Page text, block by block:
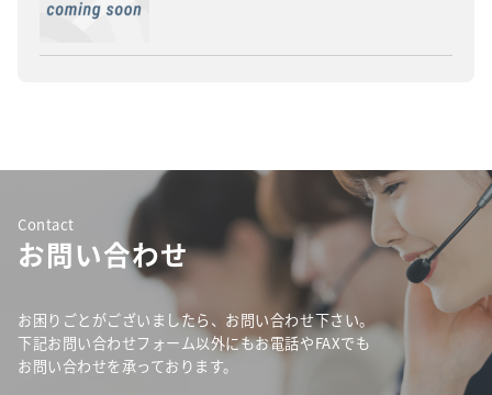
Contact
お問い合わせ
お困りごとがございましたら、お問い合わせ下さい。
下記お問い合わせフォーム以外にもお電話やFAXでも
お問い合わせを承っております。